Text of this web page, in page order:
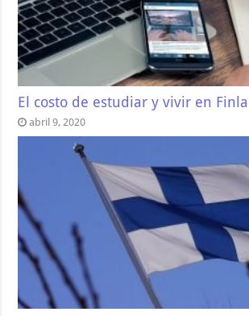
El costo de estudiar y vivir en
abril 9, 2020